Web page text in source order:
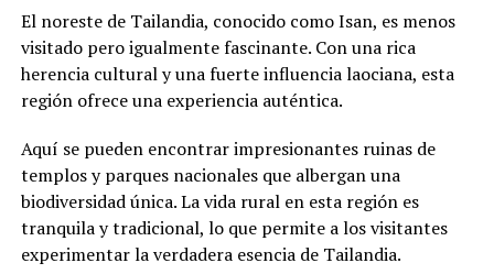
El noreste de Tailandia, conocido como Isan, es menos
visitado pero igualmente fascinante. Con una rica
herencia cultural y una fuerte influencia laociana, esta
región ofrece una experiencia auténtica.
Aquí se pueden encontrar impresionantes ruinas de
templos y parques nacionales que albergan una
biodiversidad única. La vida rural en esta región es
tranquila y tradicional, lo que permite a los visitantes
experimentar la verdadera esencia de Tailandia.